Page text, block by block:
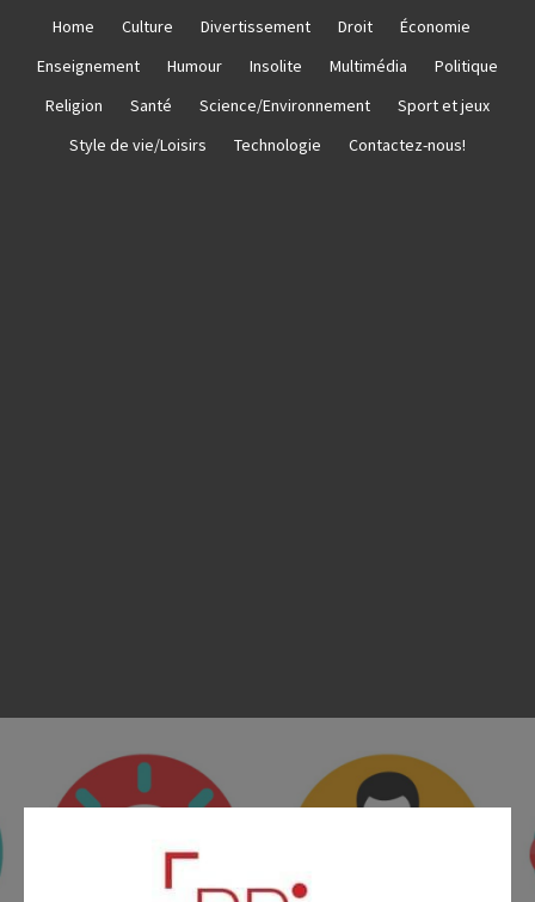
content
Home Culture Divertissement Droit
Économie
Enseignement
Humour Insolite Multimédia
Politique
Religion
Santé Science/Environnement
Sport et jeux
Style de vie/Loisirs
Technologie Contactez-nous!